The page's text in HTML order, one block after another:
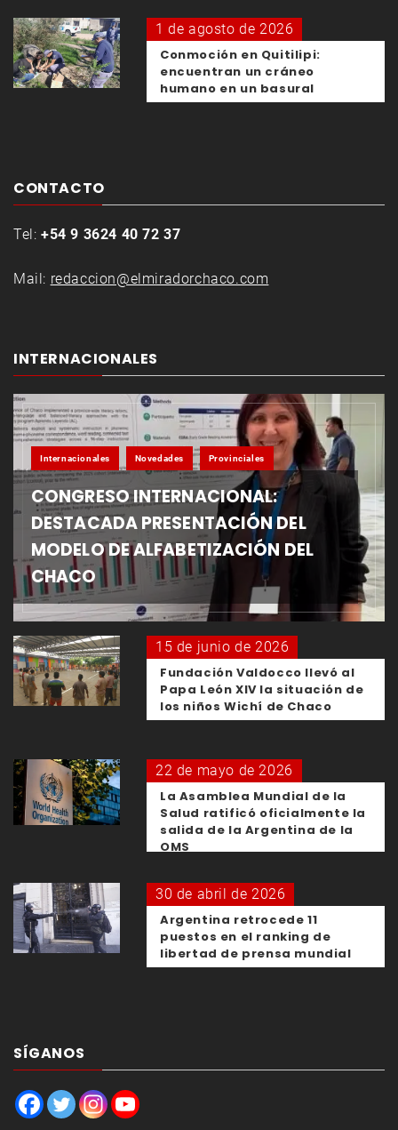
1 de agosto de 2026
Conmoción en Quitilipi:
encuentran un cráneo
humano en un basural
CONTACTO
Tel: +54 9 3624 40 72 37
Mail: redaccion@elmiradorchaco.com
INTERNACIONALES
Internacionales Novedades Provinciales
CONGRESO INTERNACIONAL:
DESTACADA PRESENTACIÓN DEL
MODELO DE ALFABETIZACIÓN DEL
CHACO
15 de junio de 2026
Fundación Valdocco llevó al
Papa León XIV la situación de
los niños Wichí de Chaco
22 de mayo de 2026
La Asamblea Mundial de la
Salud ratificó oficialmente la
salida de la Argentina de la
OMS
30 de abril de 2026
Argentina retrocede 11
puestos en el ranking de
libertad de prensa mundial
SÍGANOS